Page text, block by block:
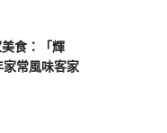
美食：「輝
常風味客家